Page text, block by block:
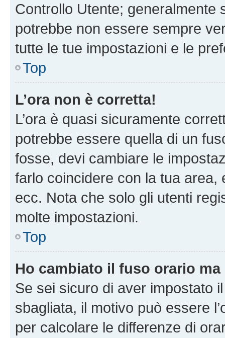
Controllo Utente; generalmente
potrebbe non essere sempre
tutte le tue impostazioni e le
Top
L’ora non è corretta!
L’ora è quasi sicuramente
potrebbe essere quella di un
fosse, devi cambiare le
farlo coincidere con la tua area,
ecc. Nota che solo gli utenti
molte impostazioni.
Top
Ho cambiato il fuso orario ma
Se sei sicuro di aver impostato
sbagliata, il motivo può essere
per calcolare le differenze di